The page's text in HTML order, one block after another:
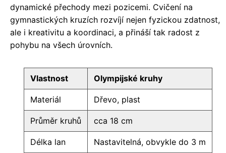
dynamické přechody mezi pozicemi. Cvičení na
gymnastických kruzích rozvíjí nejen fyzickou zdatnost,
ale i kreativitu a koordinaci, a přináší tak radost z
pohybu na všech úrovních.
Vlastnost Olympijské kruhy
Materiál Dřevo, plast
Průměr kruhů cca 18 cm
Délka lan Nastavitelná, obvykle do 3 m